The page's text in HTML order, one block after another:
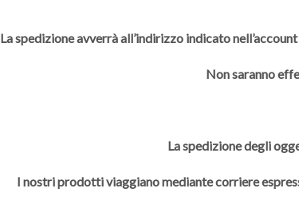
La spedizione avverrà all’indirizzo indicato
Non saranno
La spedizione degli
I nostri prodotti viaggiano mediante corriere